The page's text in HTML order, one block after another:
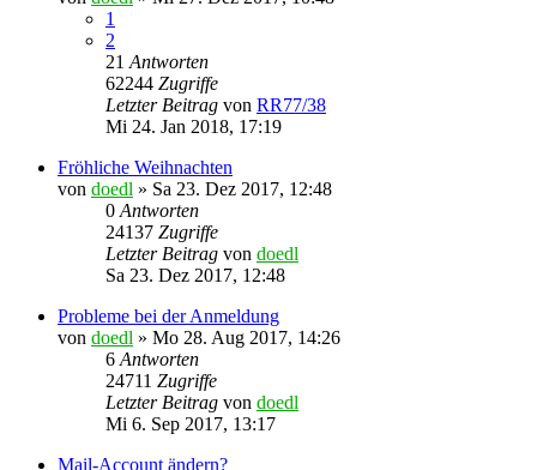
1
2
21 Antworten
62244 Zugriffe
Letzter Beitrag von RR77/38
Mi 24. Jan 2018, 17:19
Fröhliche Weihnachten
von doedl » Sa 23. Dez 2017, 12:48
0 Antworten
24137 Zugriffe
Letzter Beitrag von doedl
Sa 23. Dez 2017, 12:48
Probleme bei der Anmeldung
von doedl » Mo 28. Aug 2017, 14:26
6 Antworten
24711 Zugriffe
Letzter Beitrag von doedl
Mi 6. Sep 2017, 13:17
Mail-Account ändern?